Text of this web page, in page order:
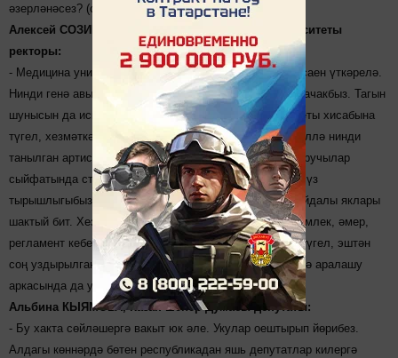
әзерләнәсез? (сораштыру мәкаләнең ахырында)
Алексей СОЗИНОВ, Казан дәүләт медицина университеты
ректоры:
- Медицина университетында Яңа ел корпоративы ел саен үткәрелә.
Нинди генә авырлыклар булса да, аны быел да уздырачакбыз. Тагын
шунысын да искәртеп үтәсем килә: бу чара вуз бюджеты хисабына
түгел, хезмәткәрләрнең үз акчасына үткәрелә. Анда әллә нинди
танылган артист, актерны да чакырган юк. Күңел ачтыручылар
сыйфатында студентларны да кулланмыйбыз. Бар да үз
тырышлыгыбыз белән оештырыла. Корпо­ративның файдалы яклары
шактый бит. Хезмәт уры­нындагы мөнәсә­бәт­ләр, бердәмлек, әмер,
рег­ламент кебек рәсми документлар ярдәмендә генә түгел, эштән
соң уздырылган менә шундый чараларда, гади мохиттә аралашу
аркасында да урнаша.
Альбина КЫЯМОВА, Казан шәһәр Думасы депутаты:
- Бу хакта сөйләшергә вакыт юк әле. Укулар оештырып йөрибез.
Алдагы көннәрдә бөтен республикадан яшь депутатлар ки­лергә